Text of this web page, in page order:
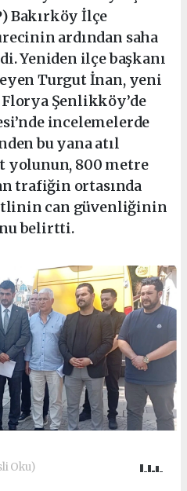
Bakırköy İlçe
ardından saha
Yeniden ilçe başkanı
Turgut İnan, yeni
Şenlikköy’de
incelemelerde
bu yana atıl
yolunun, 800 metre
trafiğin ortasında
can güvenliğinin
belirtti.
Oku)